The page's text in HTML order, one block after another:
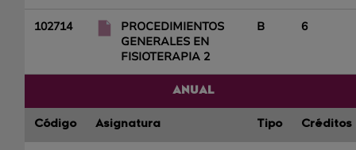
102714
PROCEDIMIENTOS
GENERALES EN
FISIOTERAPIA 2
B 6
ANUAL
Código Asignatura Tipo Créditos